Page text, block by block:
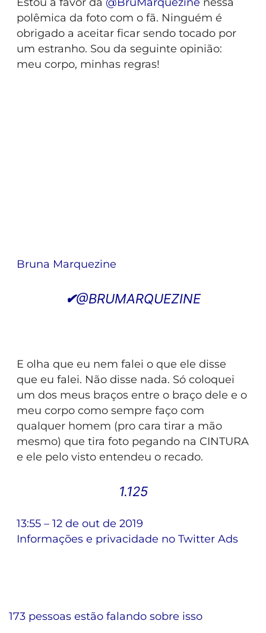
polêmica da foto com o fã. Ninguém é
obrigado a aceitar ficar sendo tocado por
um estranho. Sou da seguinte opinião:
meu corpo, minhas regras!
Bruna Marquezine
✔@BRUMARQUEZINE
E olha que eu nem falei o que ele disse
que eu falei. Não disse nada. Só coloquei
um dos meus braços entre o braço dele e o
meu corpo como sempre faço com
qualquer homem (pro cara tirar a mão
mesmo) que tira foto pegando na CINTURA
e ele pelo visto entendeu o recado.
1.125
13:55 – 12 de out de 2019
Informações e privacidade no Twitter Ads
173 pessoas estão falando sobre isso